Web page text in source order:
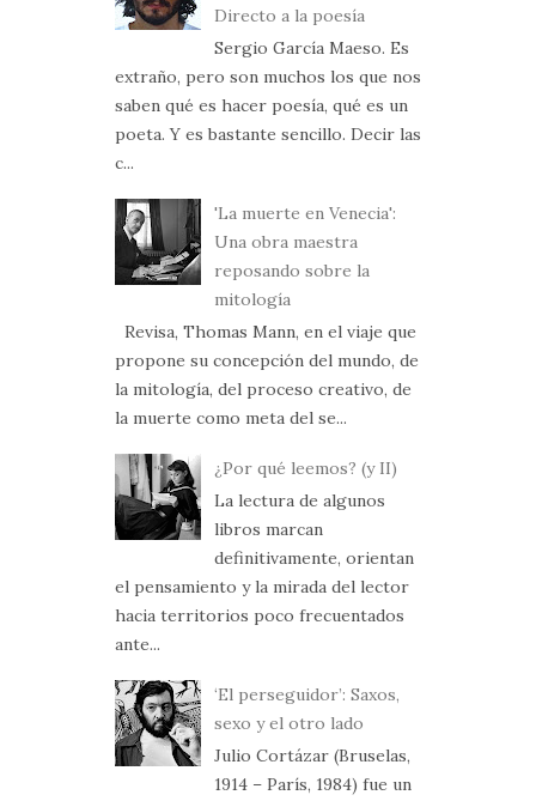
Directo a la poesía
Sergio García Maeso. Es
extraño, pero son muchos los que nos
saben qué es hacer poesía, qué es un
poeta. Y es bastante sencillo. Decir las
c...
'La muerte en Venecia':
Una obra maestra
reposando sobre la
mitología
Revisa, Thomas Mann, en el viaje que
propone su concepción del mundo, de
la mitología, del proceso creativo, de
la muerte como meta del se...
¿Por qué leemos? (y II)
La lectura de algunos
libros marcan
definitivamente, orientan
el pensamiento y la mirada del lector
hacia territorios poco frecuentados
ante...
‘El perseguidor’: Saxos,
sexo y el otro lado
Julio Cortázar (Bruselas,
1914 – París, 1984) fue un